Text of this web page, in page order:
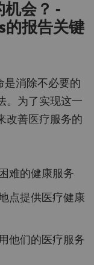
会？ -
的报告关键
是消除不必要的
。为了实现这一
改善医疗服务的
难的健康服务
点提供医疗健康
他们的医疗服务